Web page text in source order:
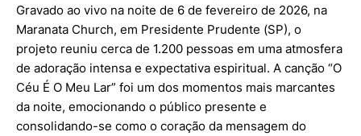
Gravado ao vivo na noite de 6 de fevereiro de 2026, na
Maranata Church, em Presidente Prudente (SP), o
projeto reuniu cerca de 1.200 pessoas em uma atmosfera
de adoração intensa e expectativa espiritual. A canção “O
Céu É O Meu Lar” foi um dos momentos mais marcantes
da noite, emocionando o público presente e
consolidando-se como o coração da mensagem do